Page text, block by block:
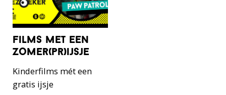
films met een
zomer(pr)ijsje
Kinderfilms mét een
gratis ijsje